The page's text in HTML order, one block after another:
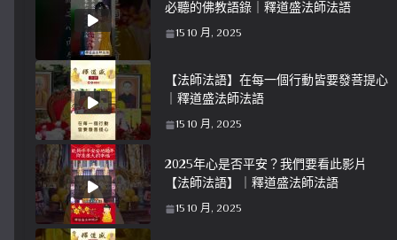
必聽的佛教語錄｜釋道盛法師法語
15 10 月, 2025
【法師法語】在每一個行動皆要發菩提心
｜釋道盛法師法語
15 10 月, 2025
2025年心是否平安？我們要看此影片
【法師法語】｜釋道盛法師法語
15 10 月, 2025